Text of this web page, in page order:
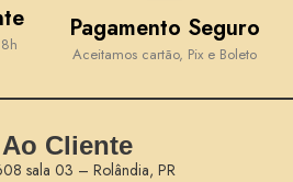
Pagamento Seguro
Aceitamos cartão, Pix e Boleto
Cliente
sala 03 – Rolândia, PR